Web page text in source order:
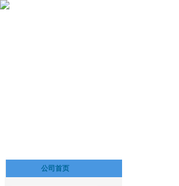
公司首页